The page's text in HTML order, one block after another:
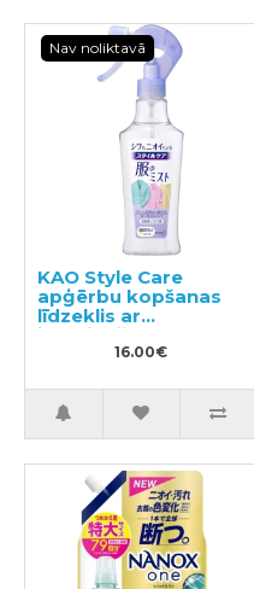
Nav noliktavā
KAO Style Care
apģērbu kopšanas
līdzeklis ar
izlīdzinošu un
antistatisku efektu
16.00€